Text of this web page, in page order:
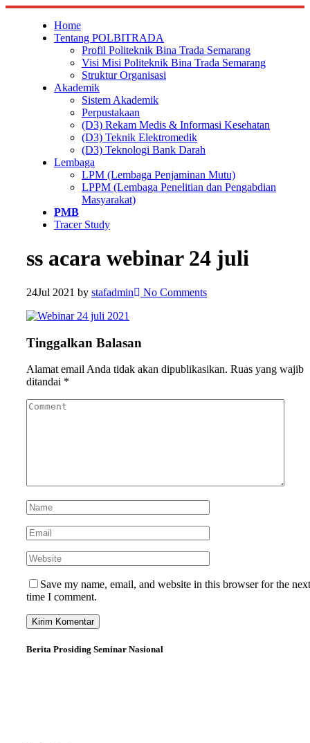
Skip
Home
Tentang POLBITRADA
Profil Politeknik Bina Trada Semarang
Visi Misi Politeknik Bina Trada Semarang
Struktur Organisasi
Akademik
Sistem Akademik
Perpustakaan
(D3) Rekam Medis & Informasi Kesehatan
(D3) Teknik Elektromedik
(D3) Teknologi Bank Darah
Lembaga
LPM (Lembaga Penjaminan Mutu)
LPPM (Lembaga Penelitian dan Pengabdian
Masyarakat)
PMB
Tracer Study
ss acara webinar 24 juli
24Jul 2021 by stafadmin No Comments
Tinggalkan Balasan
Alamat email Anda tidak akan dipublikasikan. Ruas yang wajib
ditandai *
Save my name, email, and website in this browser for the next
time I comment.
Berita Prosiding Seminar Nasional